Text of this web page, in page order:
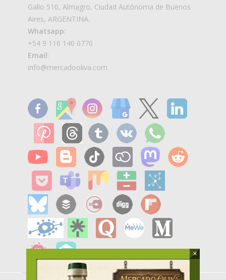
Gallo 510, Almagro, Ciudad Autónoma de Buenos
Aires, ARGENTINA.
Whatsapp:
+54 9 116 140 0770
Email:
info@mercadooliva.com
×